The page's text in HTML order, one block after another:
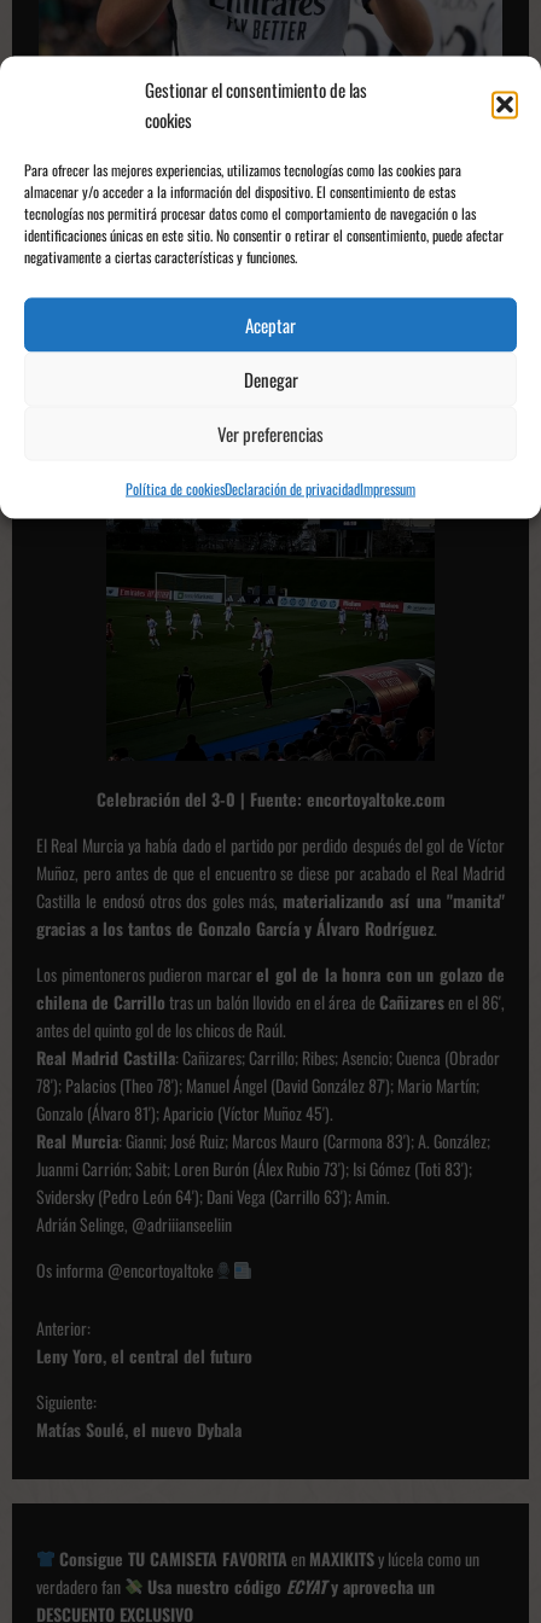
Gestionar el consentimiento de las
cookies
Para ofrecer las mejores experiencias, utilizamos tecnologías como las cookies para
almacenar y/o acceder a la información del dispositivo. El consentimiento de estas
tecnologías nos permitirá procesar datos como el comportamiento de navegación o las
identificaciones únicas en este sitio. No consentir o retirar el consentimiento, puede afectar
negativamente a ciertas características y funciones.
Aceptar
Denegar
Ver preferencias
Política de cookiesDeclaración de privacidadImpressum
Nico Paz celebrando un gol | Fuente: @nicopaz1o
En el minuto 68, Víctor Muñoz pondría el tercer gol en el marcador dando así
la tranquilidad necesaria que solicitaban los aficionados merengues. El
extremo barcelonés cogió el esférico que le habían enviado a la espalda de la
defensa murciana, y después de un cuerpeo con el central visitante, él mismo
Celebración del 3-0 | Fuente: encortoyaltoke.com
El Real Murcia ya había dado el partido por perdido después del gol de Víctor
Muñoz, pero antes de que el encuentro se diese por acabado el Real Madrid
Castilla le endosó otros dos goles más, materializando así una "manita"
gracias a los tantos de Gonzalo García y Álvaro Rodríguez.
Los pimentoneros pudieron marcarel gol de la honra con un golazo de
chilena de Carrillotras un balón llovido en el área de Cañizaresen el 86',
antes del quinto gol de los chicos de Raúl.
Real Madrid Castilla: Cañizares; Carrillo; Ribes; Asencio; Cuenca (Obrador
78'); Palacios (Theo 78'); Manuel Ángel (David González 87'); Mario Martín;
Gonzalo (Álvaro 81'); Aparicio (Víctor Muñoz 45').
Real Murcia: Gianni; José Ruiz; Marcos Mauro (Carmona 83'); A. González;
Juanmi Carrión; Sabit; Loren Burón (Álex Rubio 73'); Isi Gómez (Toti 83');
Svidersky (Pedro León 64'); Dani Vega (Carrillo 63'); Amin.
Adrián Selinge, @adriiianseeliin
Os informa @encortoyaltoke
N
a
v
e
a
i
ó
Anterior:
Leny Yoro, el central del futuro
Siguiente:
Matías Soulé, el nuevo Dybala
Consigue TU CAMISETA FAVORITAenMAXIKITSy lúcela como un
verdadero fan
Usa nuestro código ECYATy aprovecha un
DESCUENTO EXCLUSIVO